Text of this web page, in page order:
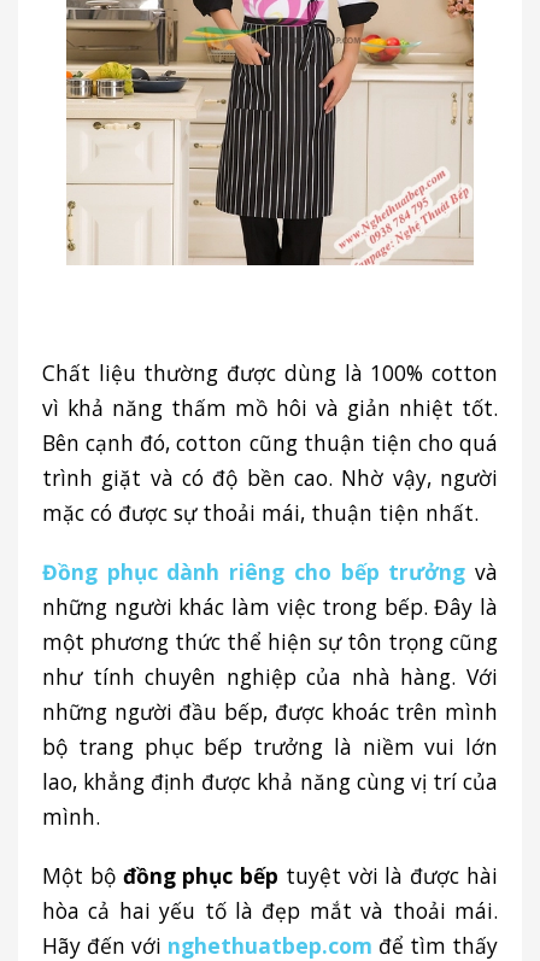
Chất liệu thường được dùng là 100% cotton
vì khả năng thấm mồ hôi và giản nhiệt tốt.
Bên cạnh đó, cotton cũng thuận tiện cho quá
trình giặt và có độ bền cao. Nhờ vậy, người
mặc có được sự thoải mái, thuận tiện nhất.
Đồng phục dành riêng cho bếp trưởng và
những người khác làm việc trong bếp. Đây là
một phương thức thể hiện sự tôn trọng cũng
như tính chuyên nghiệp của nhà hàng. Với
những người đầu bếp, được khoác trên mình
bộ trang phục bếp trưởng là niềm vui lớn
lao, khẳng định được khả năng cùng vị trí của
mình.
Một bộ đồng phục bếp tuyệt vời là được hài
hòa cả hai yếu tố là đẹp mắt và thoải mái.
Hãy đến với nghethuatbep.com để tìm thấy